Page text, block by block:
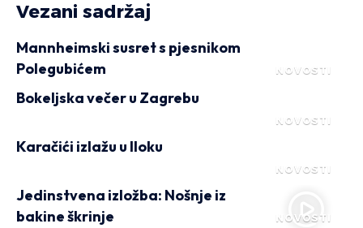
Vezani sadržaj
NOVOSTI
Mannheimski susret s pjesnikom
Polegubićem
NOVOSTI
Bokeljska večer u Zagrebu
NOVOSTI
Karačići izlažu u Iloku
NOVOSTI
Jedinstvena izložba: Nošnje iz
bakine škrinje